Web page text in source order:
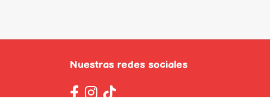
Nuestras redes sociales